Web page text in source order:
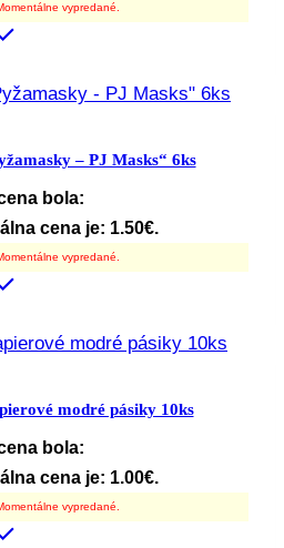
vypredané.
– PJ Masks“ 6ks
bola:
cena je: 1.50€.
vypredané.
modré pásiky 10ks
bola:
cena je: 1.00€.
vypredané.